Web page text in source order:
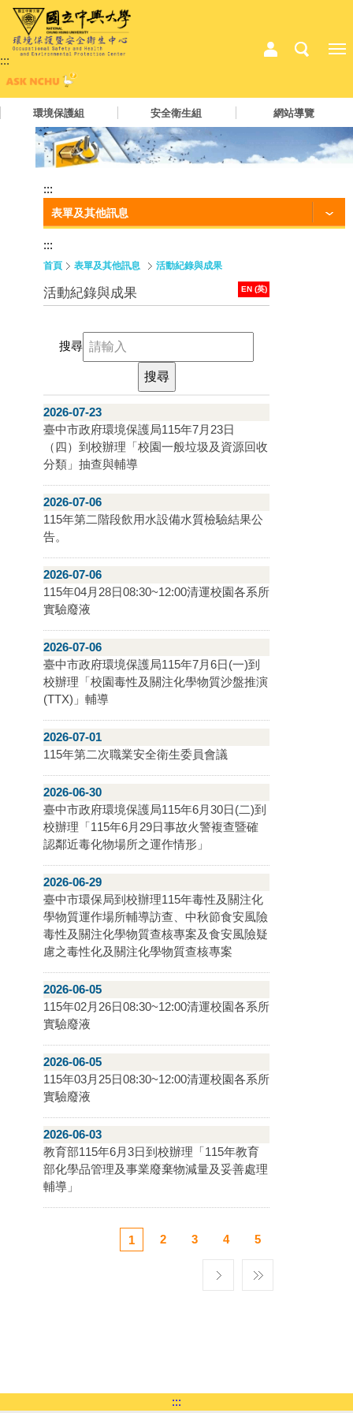
:::
環境保護組 安全衛生組 網站導覽
:::
表單及其他訊息
:::
首頁 表單及其他訊息 活動紀錄與成果
EN (英)
活動紀錄與成果
搜尋
2026-07-23
臺中市政府環境保護局115年7月23日
（四）到校辦理「校園一般垃圾及資源回收
分類」抽查與輔導
2026-07-06
115年第二階段飲用水設備水質檢驗結果公
告。
2026-07-06
115年04月28日08:30~12:00清運校園各系所
實驗廢液
2026-07-06
臺中市政府環境保護局115年7月6日(一)到
校辦理「校園毒性及關注化學物質沙盤推演
(TTX)」輔導
2026-07-01
115年第二次職業安全衛生委員會議
2026-06-30
臺中市政府環境保護局115年6月30日(二)到
校辦理「115年6月29日事故火警複查暨確
認鄰近毒化物場所之運作情形」
2026-06-29
臺中市環保局到校辦理115年毒性及關注化
學物質運作場所輔導訪查、中秋節食安風險
毒性及關注化學物質查核專案及食安風險疑
慮之毒性化及關注化學物質查核專案
2026-06-05
115年02月26日08:30~12:00清運校園各系所
實驗廢液
2026-06-05
115年03月25日08:30~12:00清運校園各系所
實驗廢液
2026-06-03
教育部115年6月3日到校辦理「115年教育
部化學品管理及事業廢棄物減量及妥善處理
輔導」
1 2 3 4 5
:::